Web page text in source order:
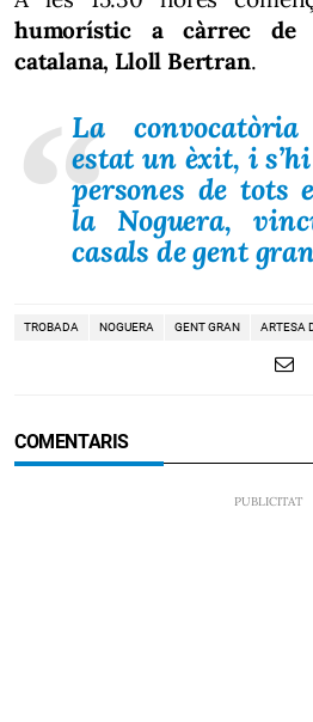
humorístic a càrrec
catalana, Lloll Bertran.
La
estat un èxit, i
persones de tots
la Noguera,
casals de gent
TROBADA NOGUERA GENT GRAN ARTESA
COMENTARIS